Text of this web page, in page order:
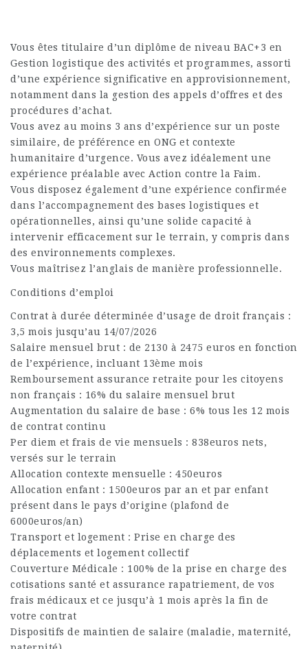
Vous êtes titulaire d’un diplôme de niveau BAC+3 en
Gestion logistique des activités et programmes, assorti
d’une expérience significative en approvisionnement,
notamment dans la gestion des appels d’offres et des
procédures d’achat.
Vous avez au moins 3 ans d’expérience sur un poste
similaire, de préférence en ONG et contexte
humanitaire d’urgence. Vous avez idéalement une
expérience préalable avec Action contre la Faim.
Vous disposez également d’une expérience confirmée
dans l’accompagnement des bases logistiques et
opérationnelles, ainsi qu’une solide capacité à
intervenir efficacement sur le terrain, y compris dans
des environnements complexes.
Vous maîtrisez l’anglais de manière professionnelle.
Conditions d’emploi
Contrat à durée déterminée d’usage de droit français :
3,5 mois jusqu’au 14/07/2026
Salaire mensuel brut : de 2130 à 2475 euros en fonction
de l’expérience, incluant 13ème mois
Remboursement assurance retraite pour les citoyens
non français : 16% du salaire mensuel brut
Augmentation du salaire de base : 6% tous les 12 mois
de contrat continu
Per diem et frais de vie mensuels : 838euros nets,
versés sur le terrain
Allocation contexte mensuelle : 450euros
Allocation enfant : 1500euros par an et par enfant
présent dans le pays d’origine (plafond de
6000euros/an)
Transport et logement : Prise en charge des
déplacements et logement collectif
Couverture Médicale : 100% de la prise en charge des
cotisations santé et assurance rapatriement, de vos
frais médicaux et ce jusqu’à 1 mois après la fin de
votre contrat
Dispositifs de maintien de salaire (maladie, maternité,